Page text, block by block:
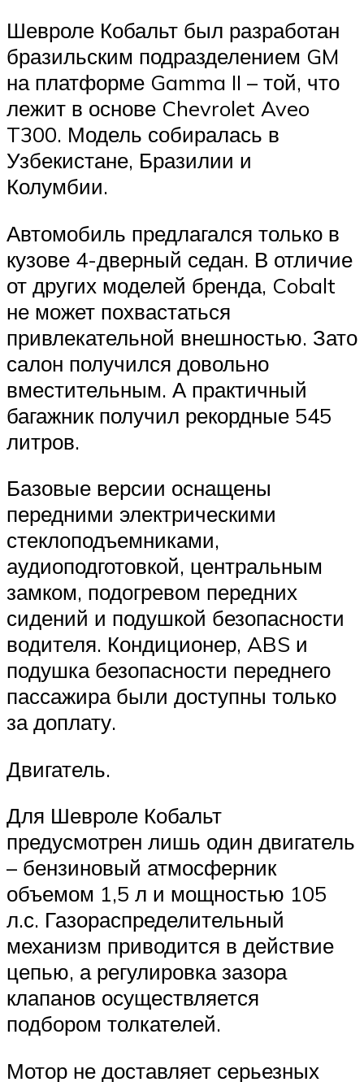
Шевроле Кобальт был разработан
бразильским подразделением GM
на платформе Gamma II – той, что
лежит в основе Chevrolet Aveo
T300. Модель собиралась в
Узбекистане, Бразилии и
Колумбии.
Автомобиль предлагался только в
кузове 4-дверный седан. В отличие
от других моделей бренда, Cobalt
не может похвастаться
привлекательной внешностью. Зато
салон получился довольно
вместительным. А практичный
багажник получил рекордные 545
литров.
Базовые версии оснащены
передними электрическими
стеклоподъемниками,
аудиоподготовкой, центральным
замком, подогревом передних
сидений и подушкой безопасности
водителя. Кондиционер, ABS и
подушка безопасности переднего
пассажира были доступны только
за доплату.
Двигатель.
Для Шевроле Кобальт
предусмотрен лишь один двигатель
– бензиновый атмосферник
объемом 1,5 л и мощностью 105
л.с. Газораспределительный
механизм приводится в действие
цепью, а регулировка зазора
клапанов осуществляется
подбором толкателей.
Мотор не доставляет серьезных